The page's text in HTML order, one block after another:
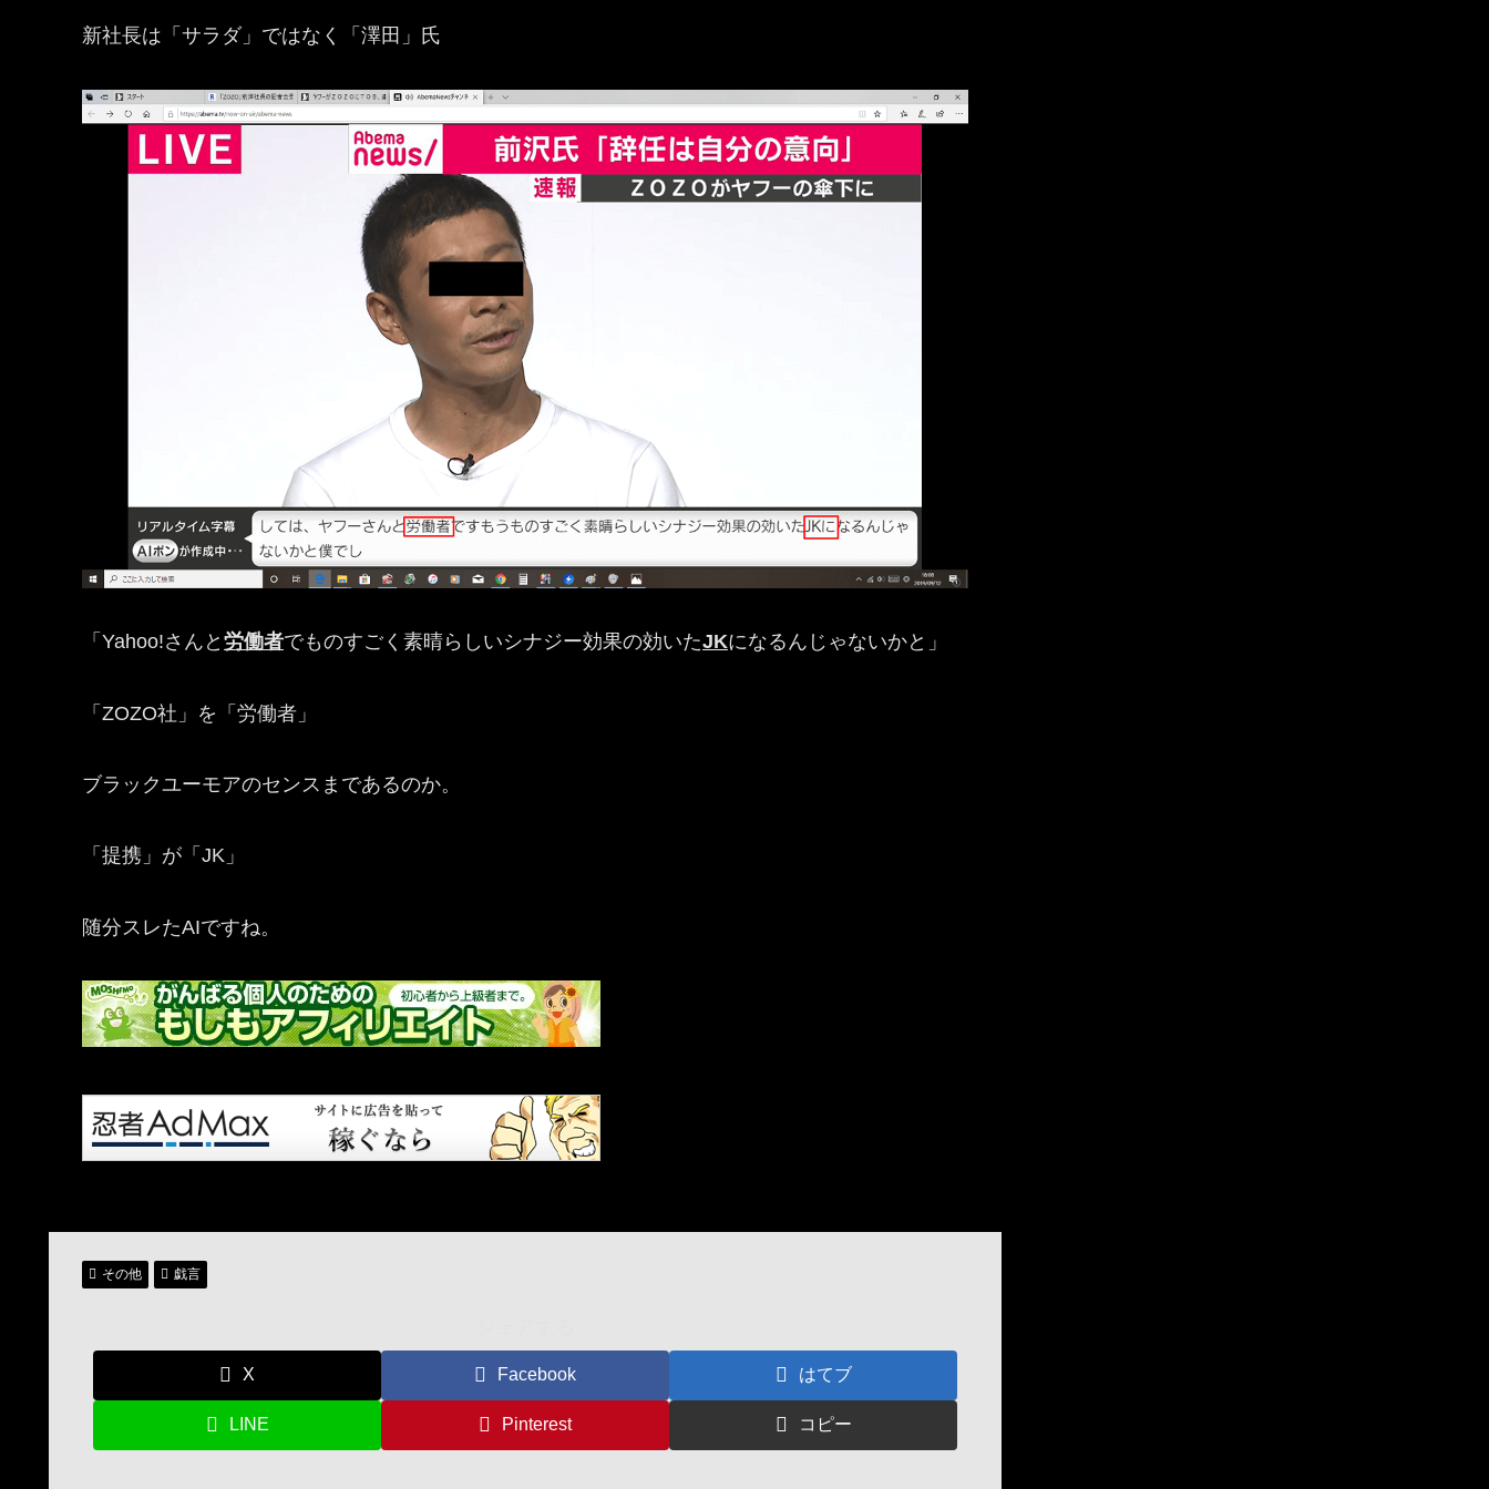
新社長は「サラダ」ではなく「澤田」氏
「Yahoo!さんと 労働者でものすごく素晴らしいシナジー効果の効いたJKになるんじゃないかと」
「ZOZO社」を「労働者」
ブラックユーモアのセンスまであるのか。
「提携」が「JK」
随分スレたAIですね。
その他 戯言
X Facebook はてブ
LINE Pinterest コピー